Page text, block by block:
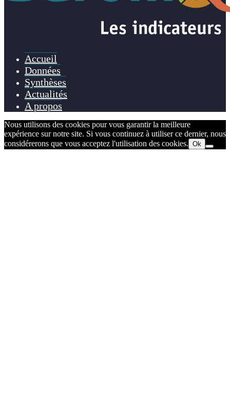
Accueil
Données
Synthèses
Actualités
A propos
Nous utilisons des cookies pour vous garantir la meilleure
expérience sur notre site. Si vous continuez à utiliser ce dernier, nous
considérerons que vous acceptez l'utilisation des cookies. Ok